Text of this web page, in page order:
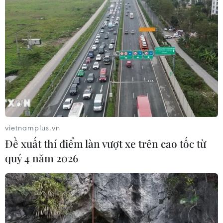
Masterise Homes đồng hành cùng
khách hàng trên toàn quốc với giải
pháp tài chính ưu việt
07/08/2026 08:39
Kho bạc Nhà nước: Thu ngân sách
đạt 1.896.176 tỷ đồng, bằng 74,96% dự
toán
07/08/2026 06:21
Thanh Hóa công khai danh sách gần
880 đơn vị chậm đóng bảo hiểm
07/08/2026 01:49
vietnamplus.vn
Đề xuất thí điểm làn vượt xe trên cao tốc từ
quý 4 năm 2026